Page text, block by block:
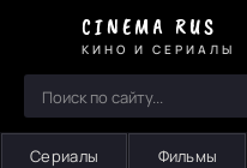
CINEMA RUS
КИНО И СЕРИАЛЫ
Сериалы Фильмы